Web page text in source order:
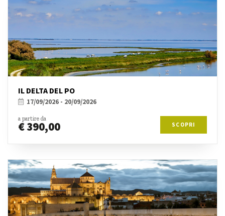
IL DELTA DEL PO
17/09/2026 - 20/09/2026
a partire da
€ 390,00 SCOPRI